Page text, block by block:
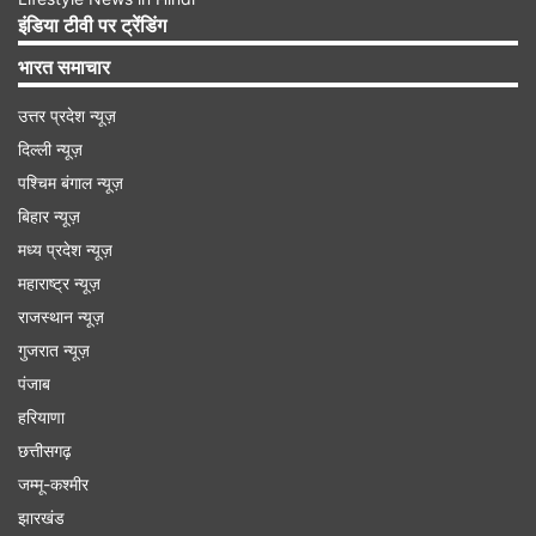
है। कहा जाता है कि गिनी एकादशी का व्रत करना अठ्यासी
हजार ब्राह्मणों को भोजन कराने के बराबर होता है।
(Disclaimer: यहां दी गई जानकारियां धार्मिक आस्था और
इंडिया टीवी पर ट्रेंडिंग
भारत समाचार
उत्तर प्रदेश न्यूज़
दिल्ली न्यूज़
पश्चिम बंगाल न्यूज़
बिहार न्यूज़
मध्य प्रदेश न्यूज़
महाराष्ट्र न्यूज़
राजस्थान न्यूज़
गुजरात न्यूज़
पंजाब
हरियाणा
छत्तीसगढ़
जम्मू-कश्मीर
झारखंड